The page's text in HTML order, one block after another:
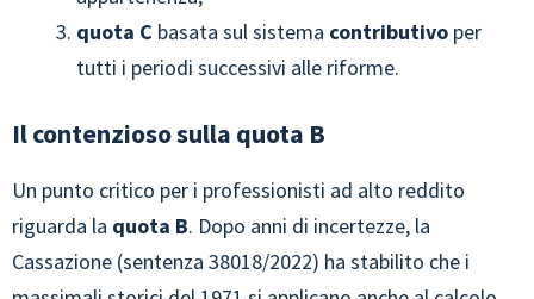
quota C basata sul sistema contributivo per
tutti i periodi successivi alle riforme.
Il contenzioso sulla quota B
Un punto critico per i professionisti ad alto reddito
riguarda la quota B. Dopo anni di incertezze, la
Cassazione (sentenza 38018/2022) ha stabilito che i